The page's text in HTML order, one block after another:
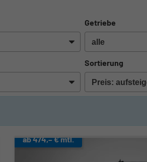
Getriebe
Sortierung
ab 474,– € mtl.